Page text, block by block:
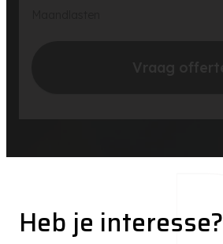
Heb je interesse?